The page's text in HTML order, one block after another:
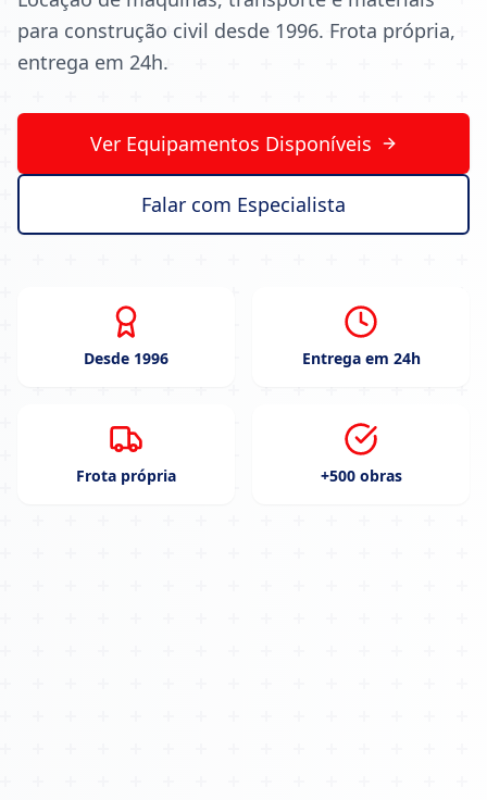
para construção civil desde 1996. Frota própria,
entrega em 24h.
Ver Equipamentos Disponíveis
Falar com Especialista
Desde 1996 Entrega em 24h
Frota própria +500 obras